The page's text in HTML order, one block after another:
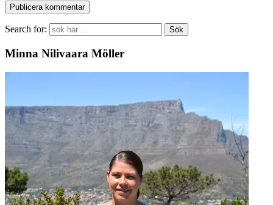
Search for:
Minna Nilivaara Möller